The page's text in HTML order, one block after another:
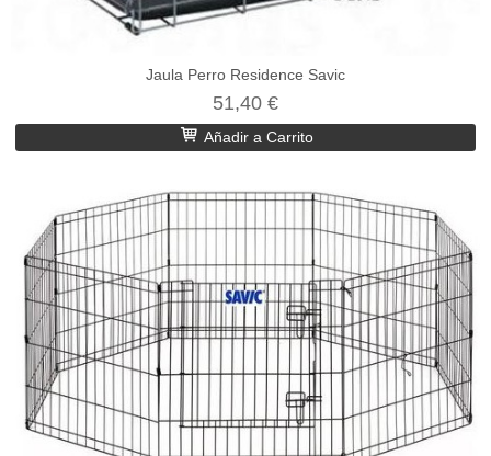
Jaula Perro Residence Savic
51,40 €
Añadir a Carrito